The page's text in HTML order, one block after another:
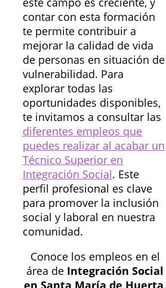
contar con esta formación
te permite contribuir a
mejorar la calidad de vida
de personas en situación de
vulnerabilidad. Para
explorar todas las
oportunidades disponibles,
te invitamos a consultar las
diferentes empleos que
puedes realizar al acabar un
Técnico Superior en
Integración Social. Este
perfil profesional es clave
para promover la inclusión
social y laboral en nuestra
comunidad.
Conoce los empleos en el
área de Integración Social